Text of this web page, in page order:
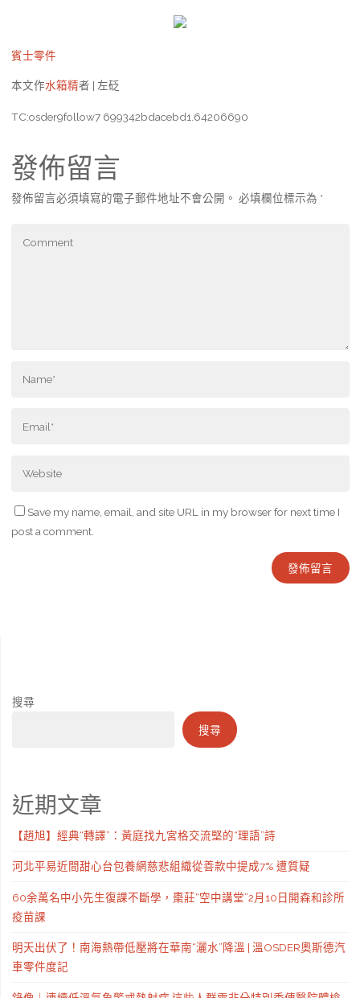
賓士零件
本文作水箱精者 | 左砭
TC:osder9follow7 699342bdacebd1.64206690
發佈留言
發佈留言必須填寫的電子郵件地址不會公開。 必填欄位標示為 *
Save my name, email, and site URL in my browser for next time I
post a comment.
搜尋
搜尋
近期文章
【趙旭】經典“轉譯”：黃庭找九宮格交流堅的“理語”詩
河北平易近間甜心台包養網慈悲組織從善款中提成7% 遭質疑
60余萬名中小先生復課不斷學，棗莊“空中講堂”2月10日開森和診所
疫苗課
明天出伏了！南海熱帶低壓將在華南“灑水”降溫 | 溫OSDER奧斯德汽
車零件度記